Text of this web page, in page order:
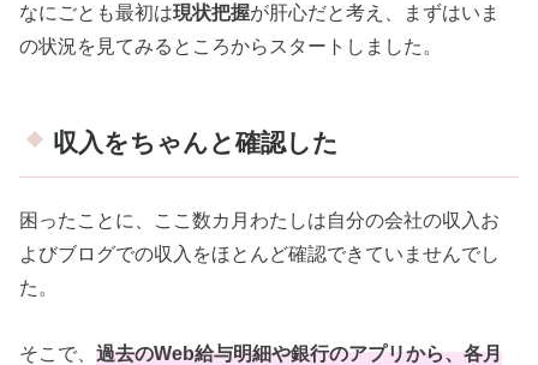
なにごとも最初は現状把握が肝心だと考え、まずはいま
の状況を見てみるところからスタートしました。
収入をちゃんと確認した
困ったことに、ここ数カ月わたしは自分の会社の収入お
よびブログでの収入をほとんど確認できていませんでし
た。
そこで、過去のWeb給与明細や銀行のアプリから、各月